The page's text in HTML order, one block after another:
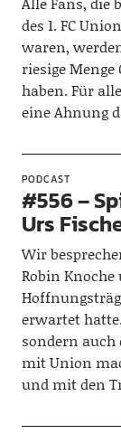
des 1. FC
waren,
riesige
haben. Für
eine Ahnung
PODCAST
#556 –
Urs
Wir
Robin
erwartet
sondern
mit Union
und mit den